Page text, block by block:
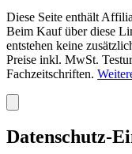
Diese Seite enthält
Beim Kauf über diese
entstehen keine
Preise inkl. MwSt.
Fachzeitschriften.
Datenschutz-